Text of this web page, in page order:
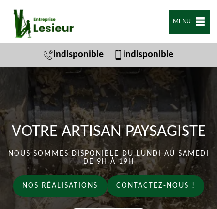
MENU
indisponible indisponible
VOTRE ARTISAN PAYSAGISTE
NOUS SOMMES DISPONIBLE DU LUNDI AU SAMEDI
DE 9H À 19H
NOS RÉALISATIONS CONTACTEZ-NOUS !